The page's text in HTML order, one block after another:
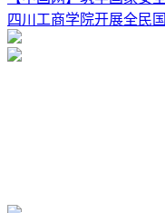
四川工商学院开展全民